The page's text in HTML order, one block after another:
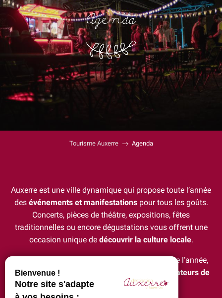
Agenda
Tourisme Auxerre Agenda
Auxerre est une ville dynamique qui propose toute l’année
des événements et manifestationspour tous les goûts.
Concerts, pièces de théâtre, expositions, fêtes
traditionnelles ou encore dégustations vous offrent une
occasion unique de découvrir la culture locale.
Avec une programmation variée tout au long de l’année,
Auxerre est une
destination idéale pour les amateurs de
divertissement et de culture.